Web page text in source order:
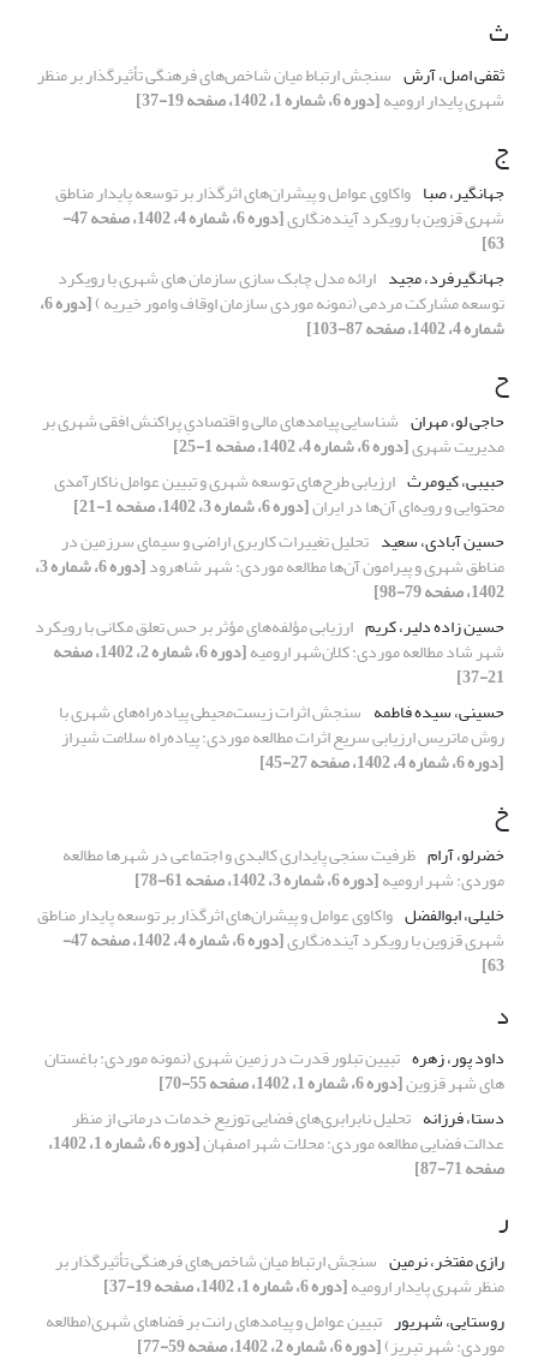
ث
ثقفی اصل، آرش سنجش ارتباط میان شاخص‌های فرهنگی تأثیرگذار بر منظر
شهری پایدار ارومیه[دوره 6، شماره 1، 1402، صفحه 19-37]
ج
جهانگیر، صبا واکاوی عوامل و پیشران‌های اثرگذار بر توسعه پایدار مناطق
شهری قزوین با رویکرد آینده‌نگاری [دوره 6، شماره 4، 1402، صفحه 47-
63]
جهانگیرفرد، مجید ارائه مدل چابک سازی سازمان های شهری با رویکرد
توسعه مشارکت مردمی (نمونه موردی سازمان اوقاف وامور خیریه ) [دوره 6،
شماره 4، 1402، صفحه 87-103]
ح
حاجی لو، مهران شناسایی پیامدهای مالی و اقتصادیِ پراکنش افقی شهری بر
مدیریت شهری[دوره 6، شماره 4، 1402، صفحه 1-25]
حبیبی، کیومرث ارزیابی طرح‌های توسعه شهری و تبیین عوامل ناکارآمدی
محتوایی و رویه‌ای آن‌ها در ایران[دوره 6، شماره 3، 1402، صفحه 1-21]
حسین آبادی، سعید تحلیل تغییرات کاربری اراضی و سیمای سرزمین در
مناطق شهری و پیرامون آن‌ها مطالعه موردی: شهر شاهرود [دوره 6، شماره 3،
1402، صفحه 79-98]
حسین زاده دلیر، کریم ارزیابی مؤلفه‌های مؤثر بر حس تعلق مکانی با رویکرد
شهر شاد مطالعه موردی: کلان‌شهر ارومیه [دوره 6، شماره 2، 1402، صفحه
21-37]
حسینی، سیده فاطمه سنجش اثرات زیست‌محیطی پیاده‌راه‌های شهری با
روش ماتریس ارزیابی سریع اثرات مطالعه موردی: پیاده‌راه سلامت شیراز
[دوره 6، شماره 4، 1402، صفحه 27-45]
خ
خضرلو، آرام ظرفیت سنجی پایداری کالبدی و اجتماعی در شهرها مطالعه
موردی: شهر ارومیه[دوره 6، شماره 3، 1402، صفحه 61-78]
خلیلی، ابوالفضل واکاوی عوامل و پیشران‌های اثرگذار بر توسعه پایدار مناطق
شهری قزوین با رویکرد آینده‌نگاری [دوره 6، شماره 4، 1402، صفحه 47-
63]
د
داود پور، زهره تبیین تبلور قدرت در زمین شهری (نمونه موردی: باغستان
های شهر قزوین[دوره 6، شماره 1، 1402، صفحه 55-70]
دستا، فرزانه تحلیل نابرابری‌های فضایی توزیع خدمات درمانی از منظر
عدالت فضایی مطالعه موردی: محلات شهر اصفهان [دوره 6، شماره 1، 1402،
صفحه 71-87]
ر
رازی مفتخر، نرمین سنجش ارتباط میان شاخص‌های فرهنگی تأثیرگذار بر
منظر شهری پایدار ارومیه[دوره 6، شماره 1، 1402، صفحه 19-37]
روستایی، شهریور تبیین عوامل و پیامدهای رانت بر فضاهای شهری(مطالعه
موردی: شهر تبریز)[دوره 6، شماره 2، 1402، صفحه 59-77]